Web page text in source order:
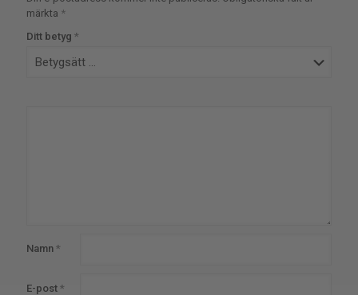
märkta *
Ditt betyg *
Namn *
E-post *